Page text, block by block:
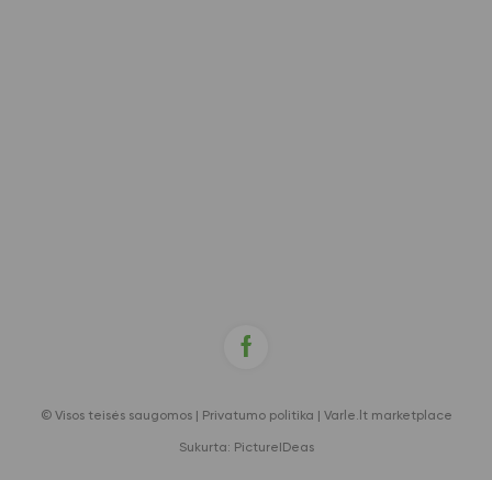
© Visos teisės saugomos | Privatumo politika Varle.lt marketplace
Sukurta: PictureIDeas